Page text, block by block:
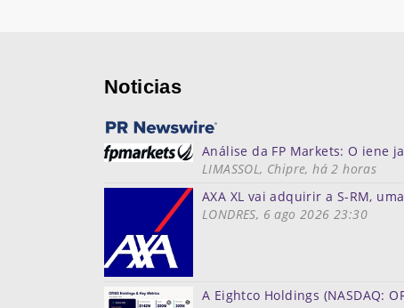
Noticias
Análise da FP Markets: O iene
LIMASSOL, Chipre, há 2 horas
AXA XL vai adquirir a S-RM,
LONDRES, 6 ago 2026 23:30
A Eightco Holdings (NASDAQ: